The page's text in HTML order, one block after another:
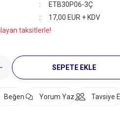
ETB30P06-3Ç
17,00 EUR + KDV
taksitlerle!
SEPETE EKLE
Yorum Yaz Tavsiye